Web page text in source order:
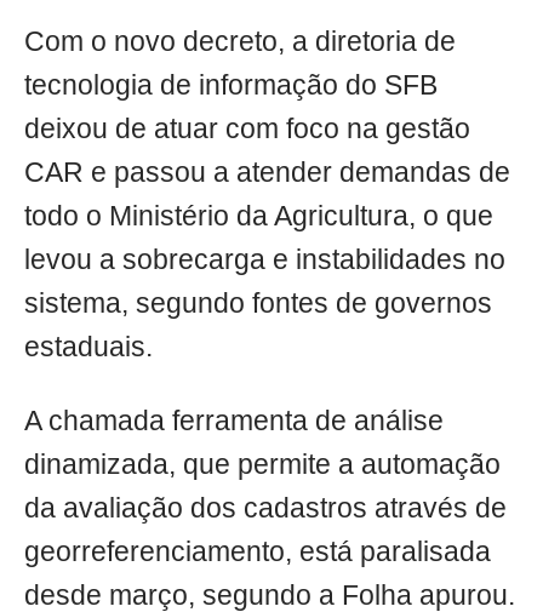
Com o novo decreto, a diretoria de
tecnologia de informação do SFB
deixou de atuar com foco na gestão
CAR e passou a atender demandas de
todo o Ministério da Agricultura, o que
levou a sobrecarga e instabilidades no
sistema, segundo fontes de governos
estaduais.
A chamada ferramenta de análise
dinamizada, que permite a automação
da avaliação dos cadastros através de
georreferenciamento, está paralisada
desde março, segundo a Folha apurou.